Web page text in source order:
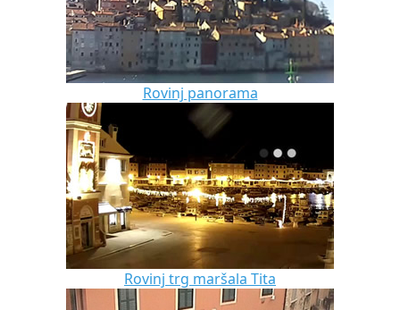
Rovinj panorama
Rovinj trg maršala Tita